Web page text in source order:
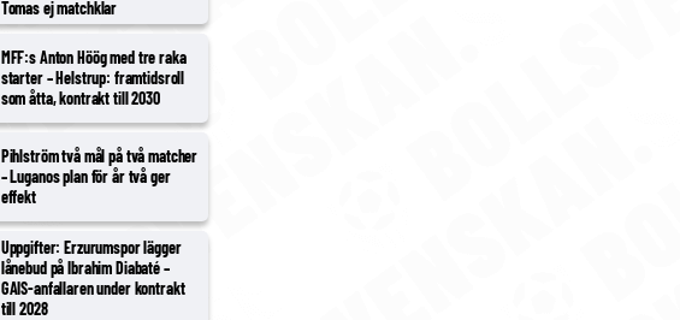
Tomas ej matchklar
MFF:s Anton Höög med tre raka
starter – Helstrup: framtidsroll
som åtta, kontrakt till 2030
Pihlström två mål på två matcher
– Luganos plan för år två ger
effekt
Uppgifter: Erzurumspor lägger
lånebud på Ibrahim Diabaté –
GAIS-anfallaren under kontrakt
till 2028